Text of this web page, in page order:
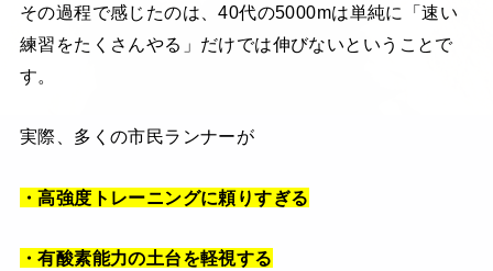
その過程で感じたのは、40代の5000mは単純に「速い
練習をたくさんやる」だけでは伸びないということで
す。
実際、多くの市民ランナーが
・高強度トレーニングに頼りすぎる
・有酸素能力の土台を軽視する